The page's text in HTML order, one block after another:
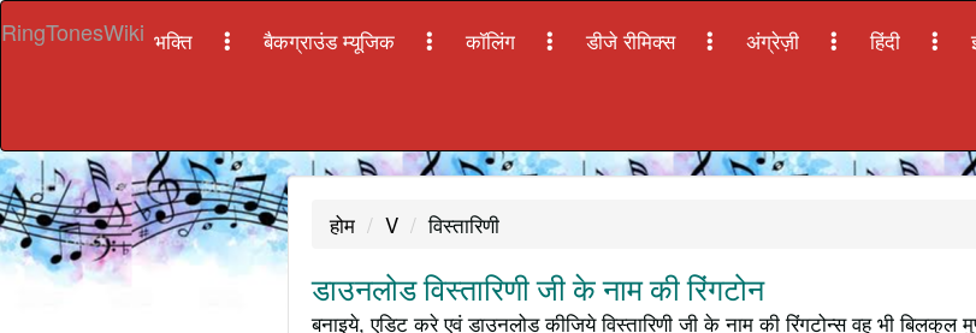
RingTonesWiki भक्ति बैकग्राउंड म्यूजिक कॉलिंग डीजे रीमिक्स अंग्रेज़ी हिंदी
होम V विस्तारिणी
डाउनलोड विस्तारिणी जी के नाम की रिंगटोन
बनाइये, एडिट करे एवं डाउनलोड कीजिये विस्तारिणी जी के नाम की रिंगटोन्स वह भी